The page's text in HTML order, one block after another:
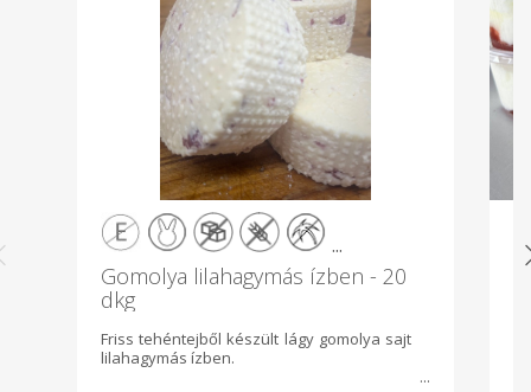
...
Gomolya lilahagymás ízben - 20
dkg
Friss tehéntejből készült lágy gomolya sajt
lilahagymás ízben.